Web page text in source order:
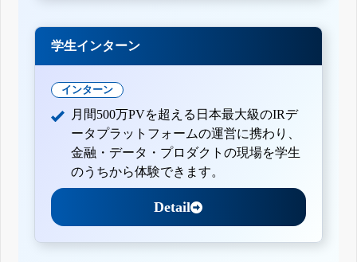
学生インターン
インターン
月間500万PVを超える日本最大級のIRデ
ータプラットフォームの運営に携わり、
金融・データ・プロダクトの現場を学生
のうちから体験できます。
Detail